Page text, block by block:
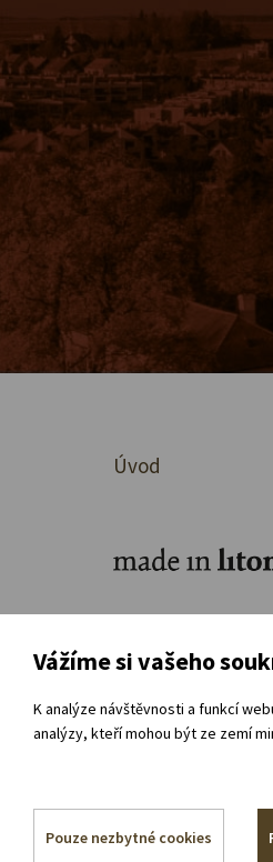
Úvod
Ke
Vážíme si vašeho
K analýze návštěvnosti a funkcí
analýzy, kteří mohou být ze zemí
Pouze nezbytné cookies